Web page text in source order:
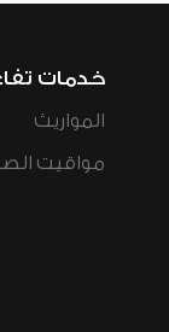
خدمات
المواريث
مواقيت